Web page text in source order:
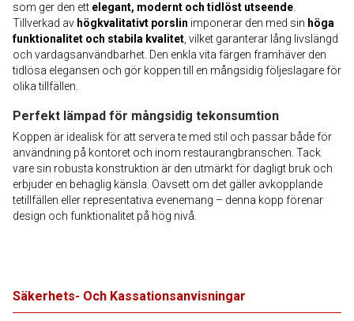
som ger den ett elegant, modernt och tidlöst utseende
Tillverkad av högkvalitativt porslin imponerar den med sin höga
funktionalitet och stabila kvalitet , vilket garanterar lång livslängd
och vardagsanvändbarhet. Den enkla vita färgen framhäver den
tidlösa elegansen och gör koppen till en mångsidig följeslagare för
olika tillfällen.
Perfekt lämpad för mångsidig tekonsumtion
Koppen är idealisk för att servera te med stil och passar både för
användning på kontoret och inom restaurangbranschen. Tack
vare sin robusta konstruktion är den utmärkt för dagligt bruk och
erbjuder en behaglig känsla. Oavsett om det gäller avkopplande
tetillfällen eller representativa evenemang – denna kopp förenar
design och funktionalitet på hög nivå.
Säkerhets- Och Kassationsanvisningar